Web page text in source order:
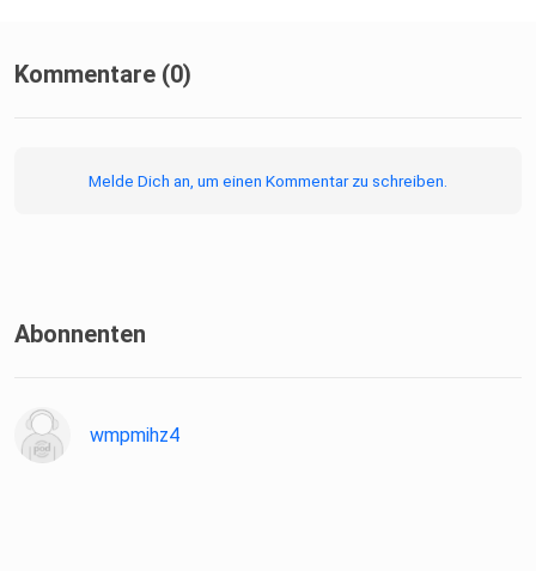
🪄 Hinterlasst Gäste-Wünsche!
Kommentare (0)
Melde Dich an, um einen Kommentar zu schreiben.
Abonnenten
wmpmihz4